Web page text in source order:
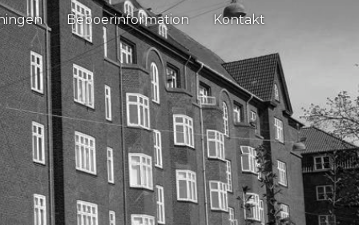
Beboerinformation Kontakt